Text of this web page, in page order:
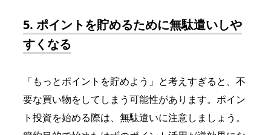
5. ポイントを貯めるために無駄遣いしや
すくなる
「もっとポイントを貯めよう」と考えすぎると、不
要な買い物をしてしまう可能性があります。ポイン
ト投資を始める際は、無駄遣いに注意しましょう。